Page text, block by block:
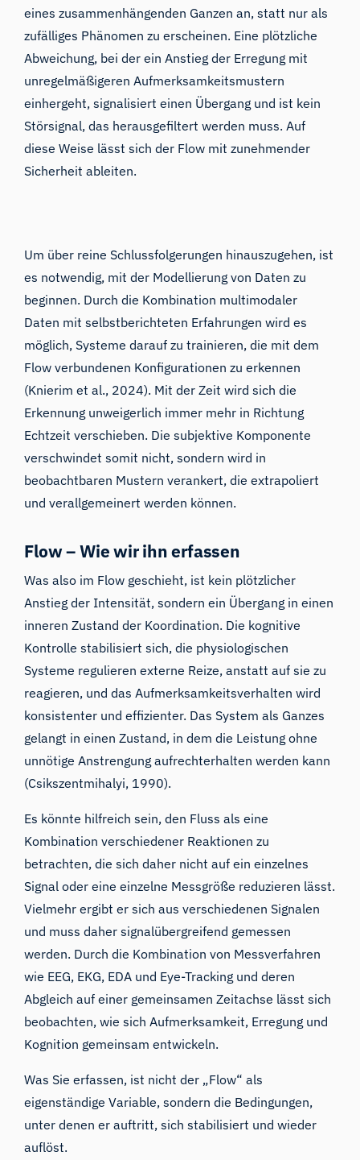
eines zusammenhängenden Ganzen an, statt nur als
zufälliges Phänomen zu erscheinen. Eine plötzliche
Abweichung, bei der ein Anstieg der Erregung mit
unregelmäßigeren Aufmerksamkeitsmustern
einhergeht, signalisiert einen Übergang und ist kein
Störsignal, das herausgefiltert werden muss. Auf
diese Weise lässt sich der Flow mit zunehmender
Sicherheit ableiten.
Um über reine Schlussfolgerungen hinauszugehen, ist
es notwendig, mit der Modellierung von Daten zu
beginnen. Durch die Kombination multimodaler
Daten mit selbstberichteten Erfahrungen wird es
möglich, Systeme darauf zu trainieren, die mit dem
Flow verbundenen Konfigurationen zu erkennen
(Knierim et al., 2024). Mit der Zeit wird sich die
Erkennung unweigerlich immer mehr in Richtung
Echtzeit verschieben. Die subjektive Komponente
verschwindet somit nicht, sondern wird in
beobachtbaren Mustern verankert, die extrapoliert
und verallgemeinert werden können.
Flow – Wie wir ihn erfassen
Was also im Flow geschieht, ist kein plötzlicher
Anstieg der Intensität, sondern ein Übergang in einen
inneren Zustand der Koordination. Die kognitive
Kontrolle stabilisiert sich, die physiologischen
Systeme regulieren externe Reize, anstatt auf sie zu
reagieren, und das Aufmerksamkeitsverhalten wird
konsistenter und effizienter. Das System als Ganzes
gelangt in einen Zustand, in dem die Leistung ohne
unnötige Anstrengung aufrechterhalten werden kann
(Csikszentmihalyi, 1990).
Es könnte hilfreich sein, den Fluss als eine
Kombination verschiedener Reaktionen zu
betrachten, die sich daher nicht auf ein einzelnes
Signal oder eine einzelne Messgröße reduzieren lässt.
Vielmehr ergibt er sich aus verschiedenen Signalen
und muss daher signalübergreifend gemessen
werden. Durch die Kombination von Messverfahren
wie EEG, EKG, EDA und Eye-Tracking und deren
Abgleich auf einer gemeinsamen Zeitachse lässt sich
beobachten, wie sich Aufmerksamkeit, Erregung und
Kognition gemeinsam entwickeln.
Was Sie erfassen, ist nicht der „Flow“ als
eigenständige Variable, sondern die Bedingungen,
unter denen er auftritt, sich stabilisiert und wieder
auflöst.